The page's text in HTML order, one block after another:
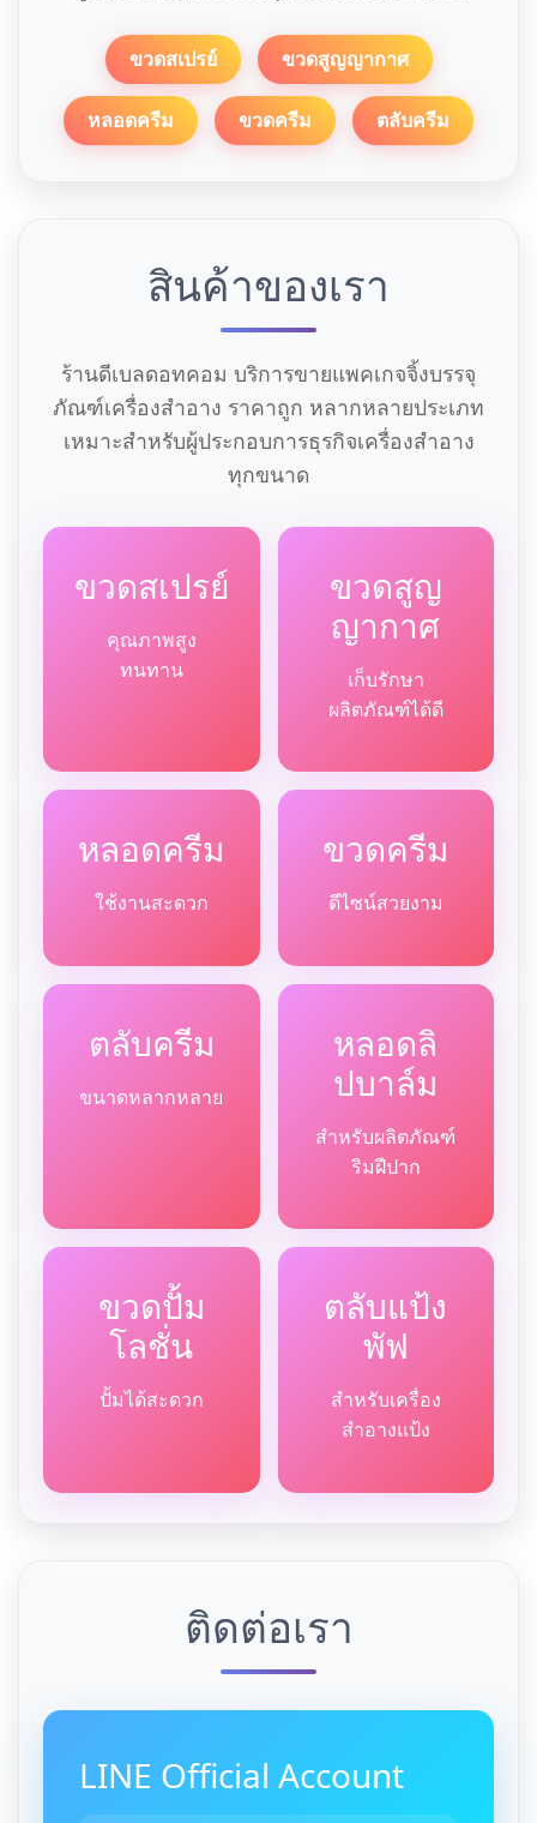
ขวดสเปรย์ ขวดสูญญากาศ
หลอดครีม ขวดครีม ตลับครีม
สินค้าของเรา
ร้านดีเบลดอทคอม บริการขายแพคเกจจิ้งบรรจุ
ภัณฑ์เครื่องสำอาง ราคาถูก หลากหลายประเภท
เหมาะสำหรับผู้ประกอบการธุรกิจเครื่องสำอาง
ทุกขนาด
ขวดสเปรย์
คุณภาพสูง
ทนทาน
ขวดสูญ
ญากาศ
เก็บรักษา
ผลิตภัณฑ์ได้ดี
หลอดครีม
ใช้งานสะดวก
ขวดครีม
ดีไซน์สวยงาม
ตลับครีม
ขนาดหลากหลาย
หลอดลิ
ปบาล์ม
สำหรับผลิตภัณฑ์
ริมฝีปาก
ขวดปั้ม
โลชั่น
ปั้มได้สะดวก
ตลับแป้ง
พัฟ
สำหรับเครื่อง
สำอางแป้ง
ติดต่อเรา
LINE Official Account